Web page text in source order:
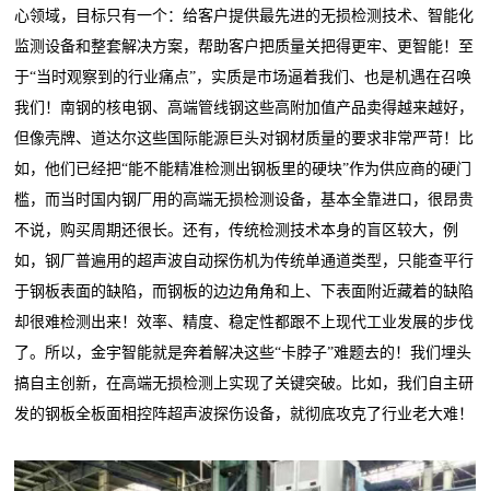
心领域，目标只有一个：给客户提供最先进的无损检测技术、智能化
监测设备和整套解决方案，帮助客户把质量关把得更牢、更智能！至
于“当时观察到的行业痛点”，实质是市场逼着我们、也是机遇在召唤
我们！南钢的核电钢、高端管线钢这些高附加值产品卖得越来越好，
但像壳牌、道达尔这些国际能源巨头对钢材质量的要求非常严苛！比
如，他们已经把“能不能精准检测出钢板里的硬块”作为供应商的硬门
槛，而当时国内钢厂用的高端无损检测设备，基本全靠进口，很昂贵
不说，购买周期还很长。还有，传统检测技术本身的盲区较大，例
如，钢厂普遍用的超声波自动探伤机为传统单通道类型，只能查平行
于钢板表面的缺陷，而钢板的边边角角和上、下表面附近藏着的缺陷
却很难检测出来！效率、精度、稳定性都跟不上现代工业发展的步伐
了。所以，金宇智能就是奔着解决这些“卡脖子”难题去的！我们埋头
搞自主创新，在高端无损检测上实现了关键突破。比如，我们自主研
发的钢板全板面相控阵超声波探伤设备，就彻底攻克了行业老大难！